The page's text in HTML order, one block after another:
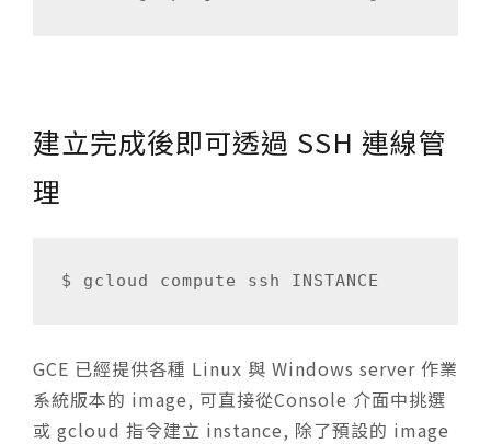
建立完成後即可透過 SSH 連線管
理
GCE 已經提供各種 Linux 與 Windows server 作業
系統版本的 image, 可直接從Console 介面中挑選
或 gcloud 指令建立 instance, 除了預設的 image